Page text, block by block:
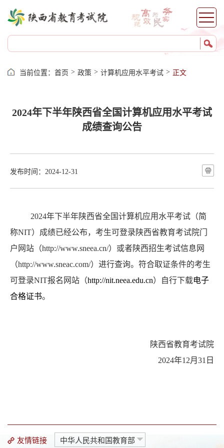
渭南
安康
杨凌
考籍服务
当前位置： 首页 > 政策 > 计算机应用水平考试 > 正文
2024年下半年陕西省全国计算机应用水平考试
成绩查询公告
发布时间：2024-12-31
2024年下半年陕西省全国计算机应用水平考试（简
称NIT）成绩已经公布，考生可登录陕西省教育考试院门
户网站（http://www.sneea.cn/）或者陕西招生考试信息网
（http://www.sneac.com/）进行查询。符合取证条件的考生
可登录NIT报名网站（http://nit.neea.edu.cn）自行下载电子
合格证书。
陕西省教育考试院
2024年12月 31 日
友情链接 中华人民共和国教育部